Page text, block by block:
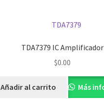
TDA7379 IC Amplificador
$0.00
Añadir al carrito Más